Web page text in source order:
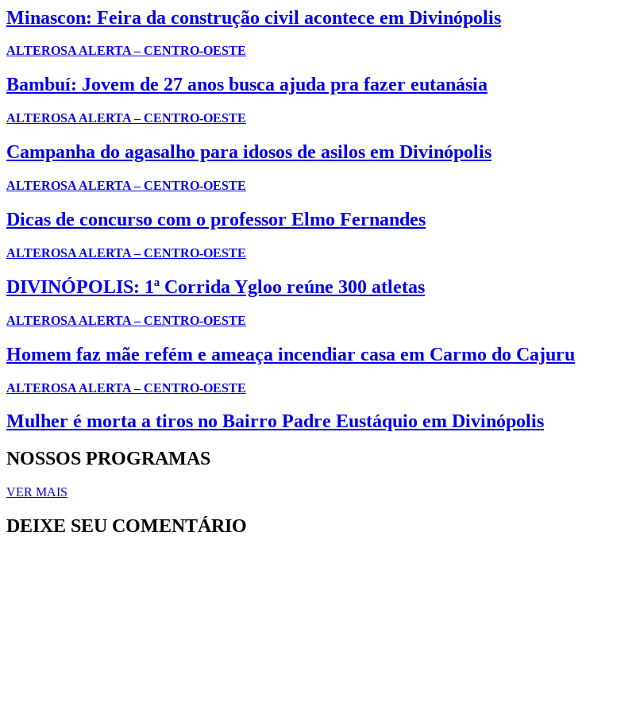
Minascon: Feira da construção civil acontece em Divinópolis
ALTEROSA ALERTA – CENTRO-OESTE
Bambuí: Jovem de 27 anos busca ajuda pra fazer eutanásia
ALTEROSA ALERTA – CENTRO-OESTE
Campanha do agasalho para idosos de asilos em Divinópolis
ALTEROSA ALERTA – CENTRO-OESTE
Dicas de concurso com o professor Elmo Fernandes
ALTEROSA ALERTA – CENTRO-OESTE
DIVINÓPOLIS: 1ª Corrida Ygloo reúne 300 atletas
ALTEROSA ALERTA – CENTRO-OESTE
Homem faz mãe refém e ameaça incendiar casa em Carmo do Cajuru
ALTEROSA ALERTA – CENTRO-OESTE
Mulher é morta a tiros no Bairro Padre Eustáquio em Divinópolis
NOSSOS PROGRAMAS
VER MAIS
DEIXE SEU COMENTÁRIO